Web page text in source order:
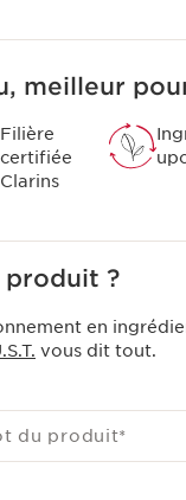
meilleur
Filière
certifiée
Clarins
produit ?
en
vous dit tout.
du produit*